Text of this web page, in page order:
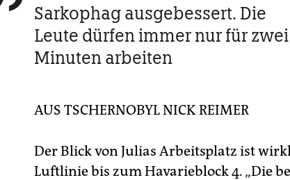
Sarkophag ausgebessert. Die
Leute dürfen immer nur für zwei
Minuten arbeiten
AUS TSCHERNOBYLNICK REIMER
Der Blick von Julias Arbeitsplatz ist
Luftlinie bis zum Havarieblock 4. „Die